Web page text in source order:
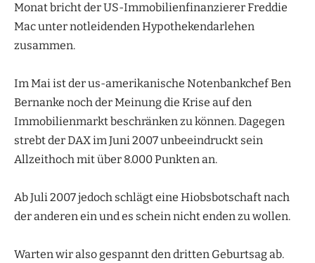
Monat bricht der US-Immobilienfinanzierer Freddie
Mac unter notleidenden Hypothekendarlehen
zusammen.
Im Mai ist der us-amerikanische Notenbankchef Ben
Bernanke noch der Meinung die Krise auf den
Immobilienmarkt beschränken zu können. Dagegen
strebt der DAX im Juni 2007 unbeeindruckt sein
Allzeithoch mit über 8.000 Punkten an.
Ab Juli 2007 jedoch schlägt eine Hiobsbotschaft nach
der anderen ein und es schein nicht enden zu wollen.
Warten wir also gespannt den dritten Geburtsag ab.